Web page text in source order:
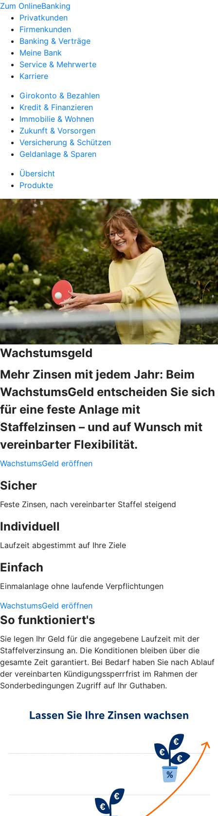
Zum OnlineBanking
Privatkunden
Firmenkunden
Banking & Verträge
Meine Bank
Service & Mehrwerte
Karriere
Girokonto & Bezahlen
Kredit & Finanzieren
Immobilie & Wohnen
Zukunft & Vorsorgen
Versicherung & Schützen
Geldanlage & Sparen
Übersicht
Produkte
Wachstumsgeld
Mehr Zinsen mit jedem Jahr: Beim
WachstumsGeld entscheiden Sie sich
für eine feste Anlage mit
Staffelzinsen – und auf Wunsch mit
vereinbarter Flexibilität.
WachstumsGeld eröffnen
Sicher
Feste Zinsen, nach vereinbarter Staffel steigend
Individuell
Laufzeit abgestimmt auf Ihre Ziele
Einfach
Einmalanlage ohne laufende Verpflichtungen
WachstumsGeld eröffnen
So funktioniert's
Sie legen Ihr Geld für die angegebene Laufzeit mit der
Staffelverzinsung an. Die Konditionen bleiben über die
gesamte Zeit garantiert. Bei Bedarf haben Sie nach Ablauf
der vereinbarten Kündigungssperrfrist im Rahmen der
Sonderbedingungen Zugriff auf Ihr Guthaben.